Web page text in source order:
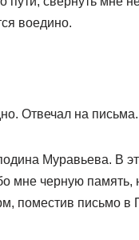
воедино.
Отвечал на
Муравьева. В
мне черную
поместив письмо в